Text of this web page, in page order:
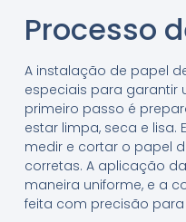
Processo
A instalação de papel
especiais para garantir
primeiro passo é
estar limpa, seca e lisa.
medir e cortar o papel
corretas. A aplicação
maneira uniforme, e a
feita com precisão